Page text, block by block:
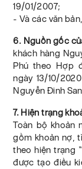
19/01/2007;
- Và các văn
6. Nguồn gốc
khách hàng
Phú theo Hợp
ngày 13/10/
Nguyễn Đinh
7. Hiện trạng
Toàn bộ khoản
gồm khoản nợ,
theo hiện trạng
được tạo điều